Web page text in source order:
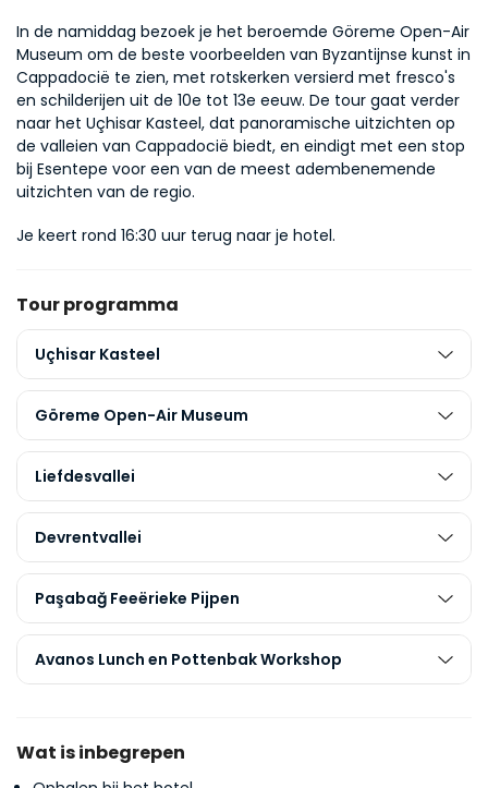
In de namiddag bezoek je het beroemde Göreme Open-Air
Museum om de beste voorbeelden van Byzantijnse kunst in
Cappadocië te zien, met rotskerken versierd met fresco's
en schilderijen uit de 10e tot 13e eeuw. De tour gaat verder
naar het Uçhisar Kasteel, dat panoramische uitzichten op
de valleien van Cappadocië biedt, en eindigt met een stop
bij Esentepe voor een van de meest adembenemende
uitzichten van de regio.
Je keert rond 16:30 uur terug naar je hotel.
Tour programma
Uçhisar Kasteel
Göreme Open-Air Museum
Liefdesvallei
Devrentvallei
Paşabağ Feeërieke Pijpen
Avanos Lunch en Pottenbak Workshop
Wat is inbegrepen